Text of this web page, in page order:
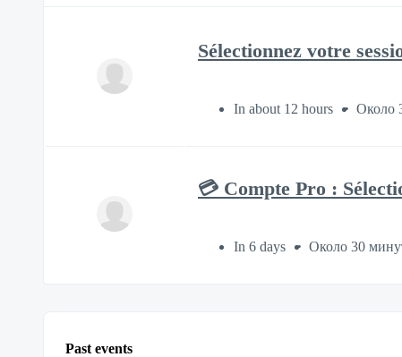
Sélectionnez votre
In about 12 hours Около
💳 Compte Pro :
In 6 days Около 30
Past events